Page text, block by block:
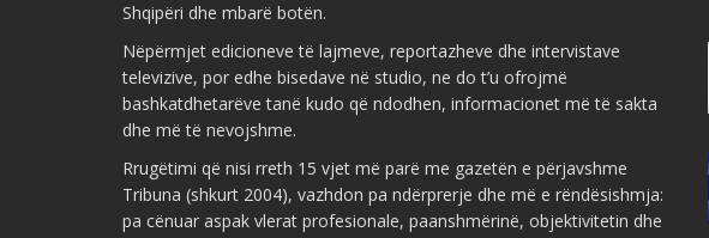
Shqipëri dhe mbarë botën.
Nëpërmjet edicioneve të lajmeve, reportazheve dhe intervistave
televizive, por edhe bisedave në studio, ne do t’u ofrojmë
bashkatdhetarëve tanë kudo që ndodhen, informacionet më të sakta
dhe më të nevojshme.
Rrugëtimi që nisi rreth 15 vjet më parë me gazetën e përjavshme
Tribuna (shkurt 2004), vazhdon pa ndërprerje dhe më e rëndësishmja:
pa cënuar aspak vlerat profesionale, paanshmërinë, objektivitetin dhe